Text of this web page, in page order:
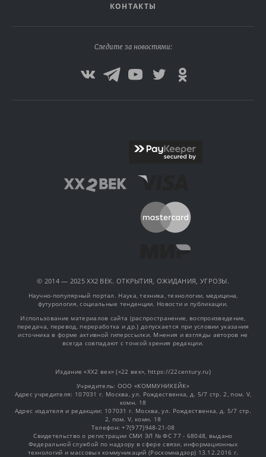
КОНТАКТЫ
Следите за новостями:
© 2014 — 2025 XX2 ВЕК. ОТКРЫТИЯ, ОЖИДАНИЯ, УГРОЗЫ.
Научно-популярный портал. Наука, техника, технологии, медицина,
футурология, социальные тенденции. Новости и публикации.
Использование материалов сайта (распространение, воспроизведение,
передача, перевод, переработка и др.) допускается при условии указания
источника в форме активной гиперссылки. Мнения и взгляды авторов не
всегда совпадают с точкой зрения редакции.
Издание «XX2 век» («22 век», https://22century.ru)
Учредитель: OOO «КОММУНИКЕЙК»
Адрес учредителя: 107031 г. Москва, ул. Рождественка, д. 5/7 стр. 2, пом. V,
комн. 18
Адрес издателя и редакции: 107031 г. Москва, ул. Рождественка, д. 5/7 стр.
2, пом. V, комн. 18
Телефон: +7(977)948-21-08
Свидетельство о регистрации СМИ ЭЛ № ФС 77 - 68048, выдано
Федеральной службой по надзору в сфере связи, информационных
технологий и массовых коммуникаций (Роскомнадзор) 13.12.2016 г.